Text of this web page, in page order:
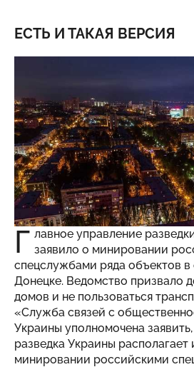
ЕСТЬ И ТАКАЯ ВЕРСИЯ
Г лавное управление
заявило о минировании
спецслужбами ряда объектов
Донецке. Ведомство призвало
домов и не пользоваться
«Служба связей с
Украины уполномочена
разведка Украины
минировании российскими